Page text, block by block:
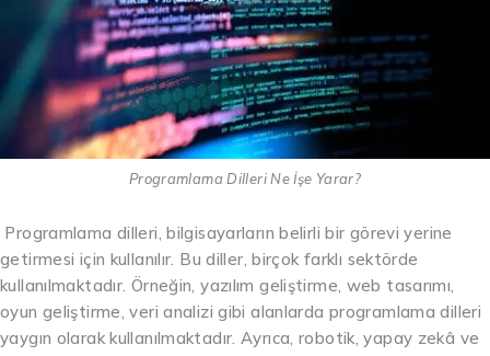
Programlama Dilleri Ne İşe Yarar?
Programlama dilleri, bilgisayarların belirli bir görevi yerine
getirmesi için kullanılır. Bu diller, birçok farklı sektörde
kullanılmaktadır. Örneğin, yazılım geliştirme, web tasarımı,
oyun geliştirme, veri analizi gibi alanlarda programlama dilleri
yaygın olarak kullanılmaktadır. Ayrıca, robotik, yapay zekâ ve